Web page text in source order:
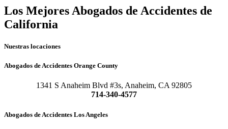
Los Mejores Abogados de Accidentes de
California
Nuestras locaciones
Abogados de Accidentes Orange County
1341 S Anaheim Blvd #3s, Anaheim, CA 92805
714-340-4577
Abogados de Accidentes Los Angeles